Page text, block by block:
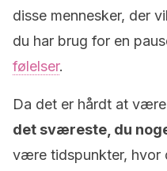
disse mennesker, der
du har brug for en
følelser.
Da det er hårdt at
det sværeste, du
være tidspunkter, hvor